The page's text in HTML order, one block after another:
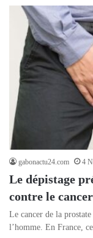
gabonactu24.com 4
Le dépistage
contre le
Le cancer de la
l’homme. En France,